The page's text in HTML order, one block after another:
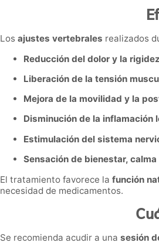
Los ajustes vertebrales realizados
Reducción del dolor y la
Liberación de la tensión
Mejora de la movilidad y la
Disminución de la inflamación
Estimulación del sistema
Sensación de bienestar,
El tratamiento favorece la función
necesidad de medicamentos.
Se recomienda acudir a una sesión